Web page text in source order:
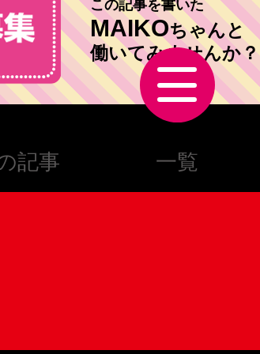
この記事を書いた
MAIKOちゃんと
働いてみませんか？
記事 一覧